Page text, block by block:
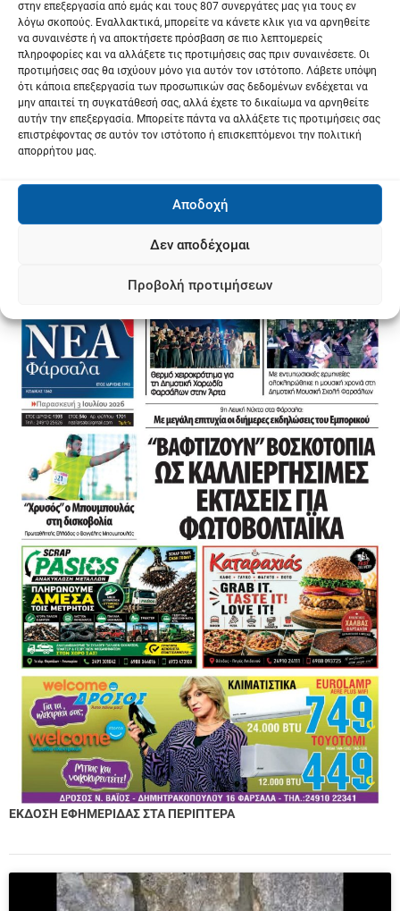
στην επεξεργασία από εμάς και τους 807 συνεργάτες μας για τους εν
λόγω σκοπούς. Εναλλακτικά, μπορείτε να κάνετε κλικ για να αρνηθείτε
να συναινέστε ή να αποκτήσετε πρόσβαση σε πιο λεπτομερείς
πληροφορίες και να αλλάξετε τις προτιμήσεις σας πριν συναινέσετε. Οι
προτιμήσεις σας θα ισχύουν μόνο για αυτόν τον ιστότοπο. Λάβετε υπόψη
ότι κάποια επεξεργασία των προσωπικών σας δεδομένων ενδέχεται να
μην απαιτεί τη συγκατάθεσή σας, αλλά έχετε το δικαίωμα να αρνηθείτε
αυτήν την επεξεργασία. Μπορείτε πάντα να αλλάξετε τις προτιμήσεις σας
επιστρέφοντας σε αυτόν τον ιστότοπο ή επισκεπτόμενοι την πολιτική
απορρήτου μας.
Αποδοχή
Δεν αποδέχομαι
Προβολή προτιμήσεων
ΕΚΔΟΣΗ ΕΦΗΜΕΡΙΔΑΣ ΣΤΑ ΠΕΡΙΠΤΕΡΑ